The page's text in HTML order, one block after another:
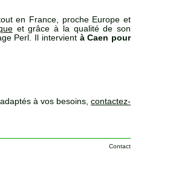
en France, proche Europe et
et grâce à la qualité de son
Perl. Il intervient à Caen pour
à vos besoins,contactez-
Contact